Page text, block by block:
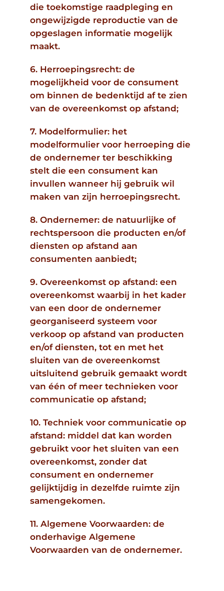
die toekomstige raadpleging en
ongewijzigde reproductie van de
opgeslagen informatie mogelijk
maakt.
6. Herroepingsrecht: de
mogelijkheid voor de consument
om binnen de bedenktijd af te zien
van de overeenkomst op afstand;
7. Modelformulier: het
modelformulier voor herroeping die
de ondernemer ter beschikking
stelt die een consument kan
invullen wanneer hij gebruik wil
maken van zijn herroepingsrecht.
8. Ondernemer: de natuurlijke of
rechtspersoon die producten en/of
diensten op afstand aan
consumenten aanbiedt;
9. Overeenkomst op afstand: een
overeenkomst waarbij in het kader
van een door de ondernemer
georganiseerd systeem voor
verkoop op afstand van producten
en/of diensten, tot en met het
sluiten van de overeenkomst
uitsluitend gebruik gemaakt wordt
van één of meer technieken voor
communicatie op afstand;
10. Techniek voor communicatie op
afstand: middel dat kan worden
gebruikt voor het sluiten van een
overeenkomst, zonder dat
consument en ondernemer
gelijktijdig in dezelfde ruimte zijn
samengekomen.
11. Algemene Voorwaarden: de
onderhavige Algemene
Voorwaarden van de ondernemer.